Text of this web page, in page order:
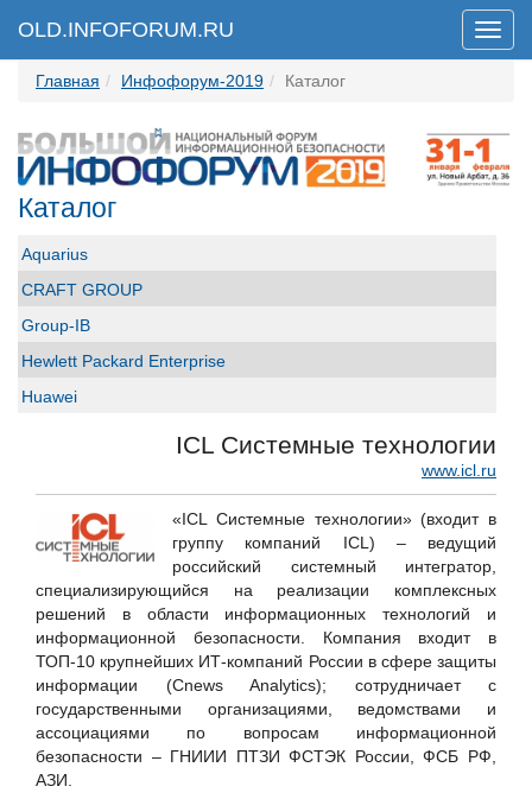
Меню
OLD.INFOFORUM.RU
Главная Инфофорум-2019 Каталог
Каталог
Aquarius
CRAFT GROUP
Group-IB
Hewlett Packard Enterprise
Huawei
Positive Technologies
«Национальный удостоверяющий центр», ЗАО
АйТи БАСТИОН
АйТи Мониторинг
Аналитический банковский журнал
АО "ГЛОНАСС"
АО "Концерн "Автоматика"
ICL Системные технологии
www.icl.ru
«ICL Системные технологии» (входит в
группу компаний ICL) – ведущий
российский системный интегратор,
специализирующийся на реализации комплексных
решений в области информационных технологий и
информационной безопасности. Компания входит в
ТОП-10 крупнейших ИТ-компаний России в сфере защиты
информации (Cnews Analytics); сотрудничает с
государственными организациями, ведомствами и
ассоциациями по вопросам информационной
безопасности – ГНИИИ ПТЗИ ФСТЭК России, ФСБ РФ,
АЗИ.